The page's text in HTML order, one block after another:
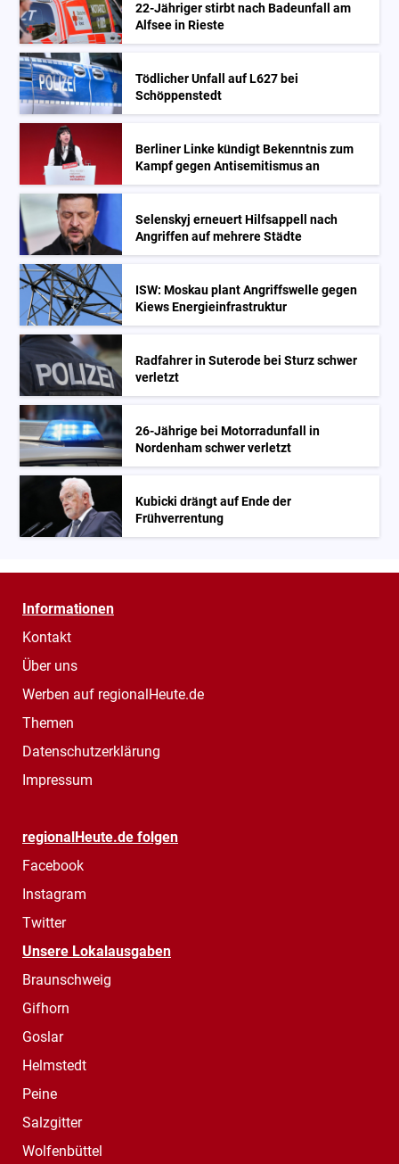
22-Jähriger stirbt nach Badeunfall am
Alfsee in Rieste
Tödlicher Unfall auf L627 bei
Schöppenstedt
Berliner Linke kündigt Bekenntnis zum
Kampf gegen Antisemitismus an
Selenskyj erneuert Hilfsappell nach
Angriffen auf mehrere Städte
ISW: Moskau plant Angriffswelle gegen
Kiews Energieinfrastruktur
Radfahrer in Suterode bei Sturz schwer
verletzt
26-Jährige bei Motorradunfall in
Nordenham schwer verletzt
Kubicki drängt auf Ende der
Frühverrentung
Informationen
Kontakt
Über uns
Werben auf regionalHeute.de
Themen
Datenschutzerklärung
Impressum
regionalHeute.de folgen
Facebook
Instagram
Twitter
Unsere Lokalausgaben
Braunschweig
Gifhorn
Goslar
Helmstedt
Peine
Salzgitter
Wolfenbüttel